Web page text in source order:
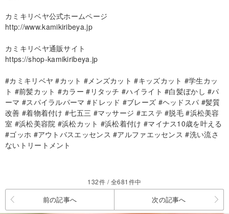
カミキリベヤ公式ホームページ
http://www.kamikiribeya.jp
カミキリベヤ通販サイト
https://shop-kamikiribeya.jp
#カミキリベヤ #カット #メンズカット #キッズカット #学生カッ
ト #前髪カット #カラー #リタッチ #ハイライト #白髪ぼかし #パ
ーマ #スパイラルパーマ #ドレッド #ブレーズ #ヘッドスパ #髪質
改善 #着物着付け #七五三 #マッサージ #エステ #脱毛 #浜松美容
室 #浜松美容院 #浜松カット #浜松着付け #マイナス10歳を叶える
#ゴッホ #アウトバスエッセンス #アルファエッセンス #洗い流さ
ないトリートメント
132件 / 全681件中
前の記事へ 次の記事へ